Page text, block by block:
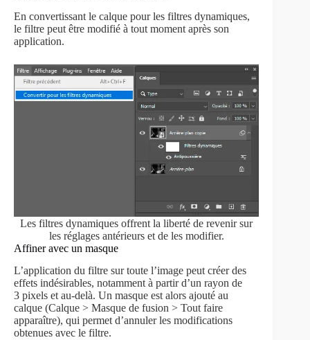
En convertissant le calque pour les filtres dynamiques,
le filtre peut être modifié à tout moment après son
application.
Les filtres dynamiques offrent la liberté de revenir sur
les réglages antérieurs et de les modifier.
Affiner avec un masque
L’application du filtre sur toute l’image peut créer des
effets indésirables, notamment à partir d’un rayon de
3 pixels et au-delà. Un masque est alors ajouté au
calque (Calque > Masque de fusion > Tout faire
apparaître), qui permet d’annuler les modifications
obtenues avec le filtre.